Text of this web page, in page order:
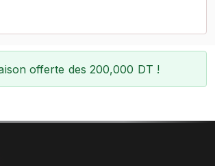
offerte des 200,000 DT !